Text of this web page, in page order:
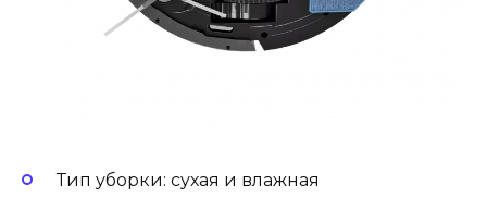
Тип уборки: сухая и влажная